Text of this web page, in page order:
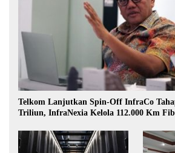
Telkom Lanjutkan Spin-Off InfraCo
Triliun, InfraNexia Kelola 112.000 Km